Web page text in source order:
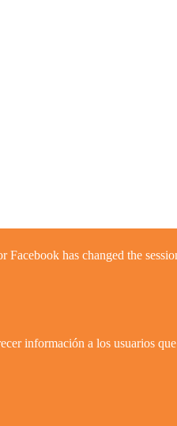
has changed the
información a los usuarios